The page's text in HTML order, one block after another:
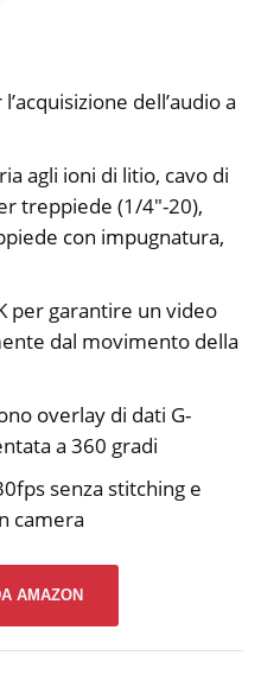
dell’audio a
agli ioni di litio, cavo di
treppiede (1/4″-20),
con impugnatura,
per garantire un video
dal movimento della
overlay di dati G-
a 360 gradi
senza stitching e
camera
AMAZON